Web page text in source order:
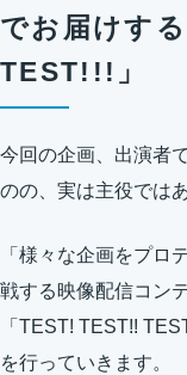
でお届けす
TEST!!!」
今回の企画、出演者
のの、実は主役では
「様々な企画をプロ
戦する映像配信コン
「TEST! TEST!!
を行っていきます。